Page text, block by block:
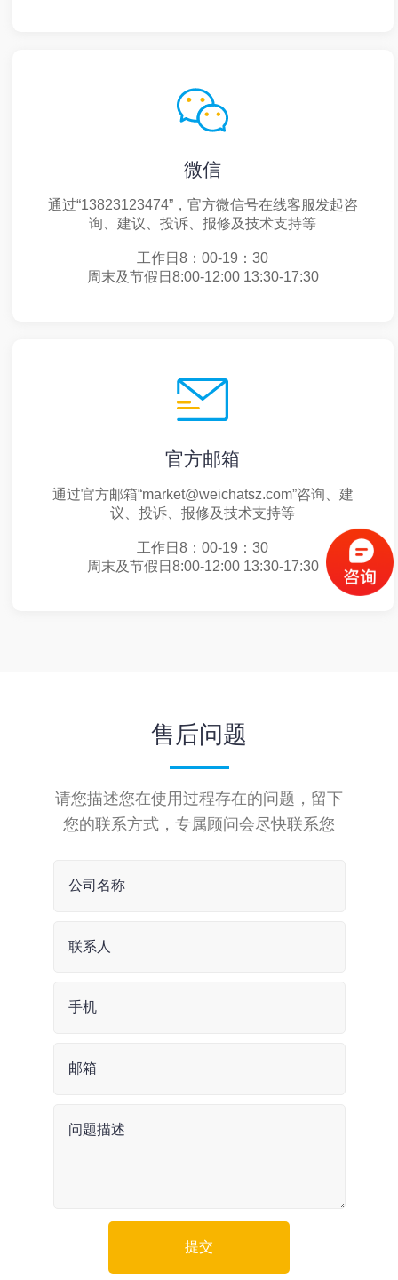
微信
通过“13823123474”，官方微信号在线客服发起咨
询、建议、投诉、报修及技术支持等
工作日8：00-19：30
周末及节假日8:00-12:00 13:30-17:30
官方邮箱
通过官方邮箱“market@weichatsz.com”咨询、建
议、投诉、报修及技术支持等
工作日8：00-19：30
周末及节假日8:00-12:00 13:30-17:30
售后问题
请您描述您在使用过程存在的问题，留下
您的联系方式，专属顾问会尽快联系您
公司名称
联系人
手机
邮箱
问题描述